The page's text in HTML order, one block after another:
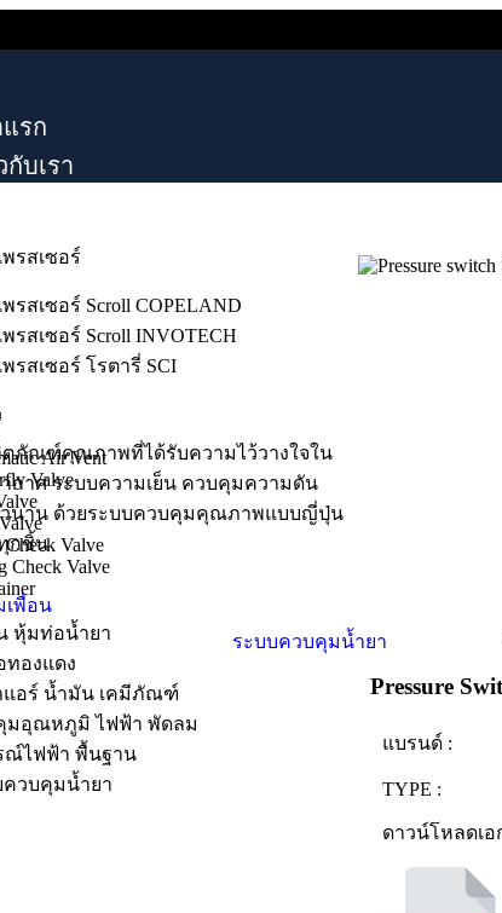
รก
กับเรา
รสเซอร์
รสเซอร์ Scroll COPELAND
รสเซอร์ Scroll INVOTECH
รสเซอร์ โรตารี่ SCI
Air Vent
Valve
Check Valve
Check Valve
หุ้มท่อน้ำยา
ทองแดง
แอร์ น้ำมัน เคมีภัณฑ์
มอุณหภูมิ ไฟฟ้า พัดลม
ณ์ไฟฟ้า พื้นฐาน
ควบคุมน้ำยา
ผลิตภัณฑ์คุณภาพที่ได้รับความไว้วางใจใน
กาศ ระบบความเย็น ควบคุมความดัน
วนาน ด้วยระบบควบคุมคุณภาพแบบญี่ปุ่น
กชิ้น
เพื่อน
ระบบควบคุมน้ำยา
Pressure
แบรนด์ :
TYPE :
ดาวน์โหลดเอ